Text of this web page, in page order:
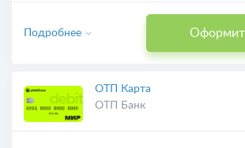
Подробнее
ОТП Карта
ОТП Банк